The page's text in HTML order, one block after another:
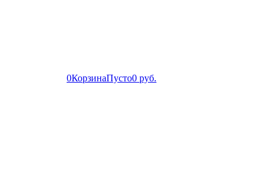
0КорзинаПусто0 руб.